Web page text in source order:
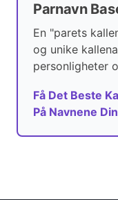
Parnavn
En "parets
og unike
personligheter
Få Det Beste
På Navnene